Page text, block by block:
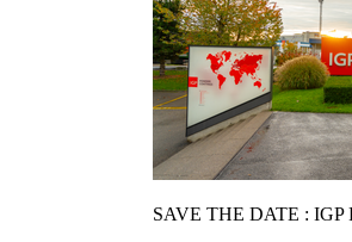
SAVE THE DATE : IGP